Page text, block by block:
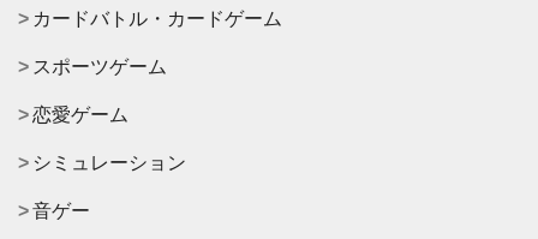
カードバトル・カードゲーム
スポーツゲーム
恋愛ゲーム
シミュレーション
音ゲー